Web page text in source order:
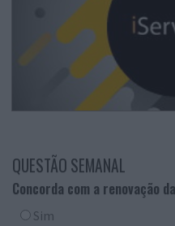
QUESTÃO SEMANAL
Concorda com a renovação
Sim